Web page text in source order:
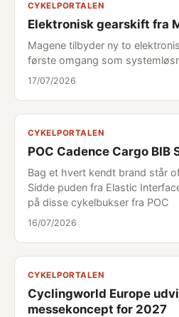
CYKELPORTALEN
Elektronisk gearskift fra
Magene tilbyder ny to
første omgang som
17/07/2026
CYKELPORTALEN
POC Cadence Cargo BIB
Bag et hvert kendt brand står
Sidde puden fra Elastic
på disse cykelbukser fra POC
16/07/2026
CYKELPORTALEN
Cyclingworld Europe
messekoncept for 2027